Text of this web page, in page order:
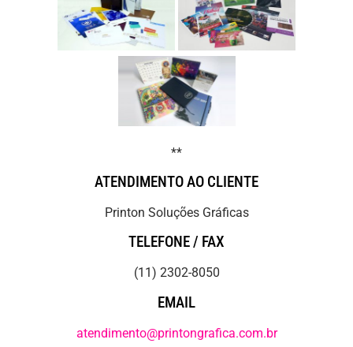
**
ATENDIMENTO AO CLIENTE
Printon Soluções Gráficas
TELEFONE / FAX
(11) 2302-8050
EMAIL
atendimento@printongrafica.com.br